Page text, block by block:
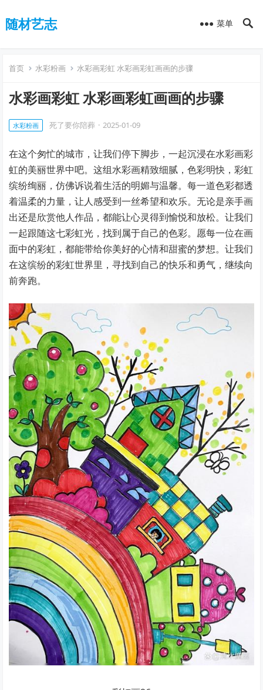
随材艺志 菜单
首页 水彩粉画 水彩画彩虹 水彩画彩虹画画的步骤
水彩画彩虹 水彩画彩虹画画的步骤
水彩粉画 死了要你陪葬 · 2025-01-09
在这个匆忙的城市，让我们停下脚步，一起沉浸在水彩画彩
虹的美丽世界中吧。这组水彩画精致细腻，色彩明快，彩虹
缤纷绚丽，仿佛诉说着生活的明媚与温馨。每一道色彩都透
着温柔的力量，让人感受到一丝希望和欢乐。无论是亲手画
出还是欣赏他人作品，都能让心灵得到愉悦和放松。让我们
一起跟随这七彩虹光，找到属于自己的色彩。愿每一位在画
面中的彩虹，都能带给你美好的心情和甜蜜的梦想。让我们
在这缤纷的彩虹世界里，寻找到自己的快乐和勇气，继续向
前奔跑。